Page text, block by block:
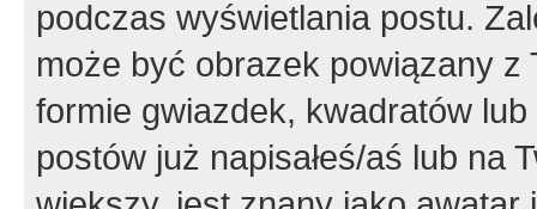
podczas wyświetlania postu.
może być obrazek powiązany z
formie gwiazdek, kwadratów
postów już napisałeś/aś lub na